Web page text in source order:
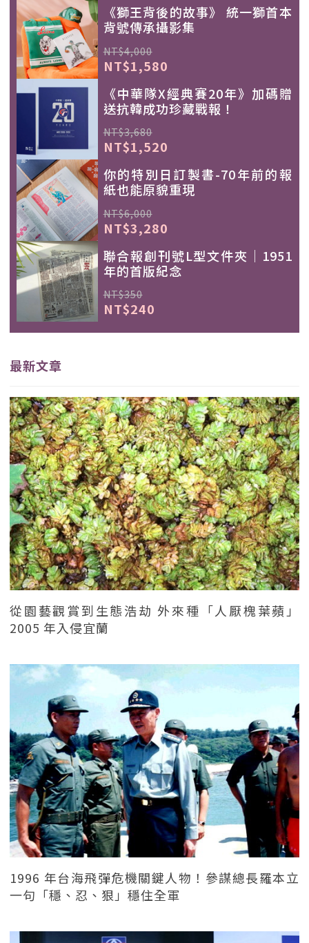
《獅王背後的故事》 統一獅首本
背號傳承攝影集
NT$4,000
NT$1,580
《中華隊X經典賽20年》加碼贈
送抗韓成功珍藏戰報！
NT$3,680
NT$1,520
你的特別日訂製書-70年前的報
紙也能原貌重現
NT$6,000
NT$3,280
聯合報創刊號L型文件夾｜1951
年的首版紀念
NT$350
NT$240
最新文章
從園藝觀賞到生態浩劫 外來種「人厭槐葉蘋」
2005 年入侵宜蘭
1996 年台海飛彈危機關鍵人物！參謀總長羅本立
一句「穩、忍、狠」穩住全軍